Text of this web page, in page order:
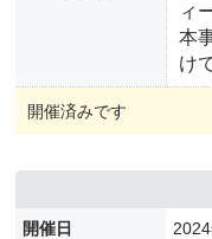
ィ
本
け
開催済みです
開催日